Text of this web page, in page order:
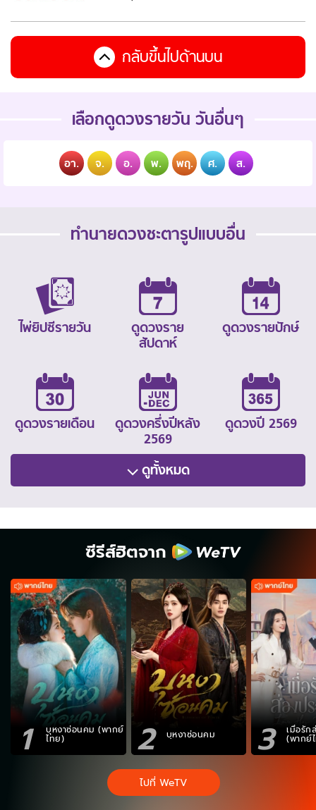
กลับขึ้นไปด้านบน
เลือกดูดวงรายวัน วันอื่นๆ
อา. จ. อ. พ. พฤ. ศ. ส.
ทำนายดวงชะตารูปแบบอื่น
ไพ่ยิปซีรายวัน
ดูดวงราย
สัปดาห์
ดูดวงรายปักษ์
ดูดวงรายเดือน
ดูดวงครึ่งปีหลัง
2569
ดูดวงปี 2569
ดูทั้งหมด
ซีรีส์ฮิตจาก
1 บุหงาซ่อนคม (พากย์
ไทย) 2 บุหงาซ่อนคม 3 เมื่อรัก
(พากย์
ไปที่ WeTV